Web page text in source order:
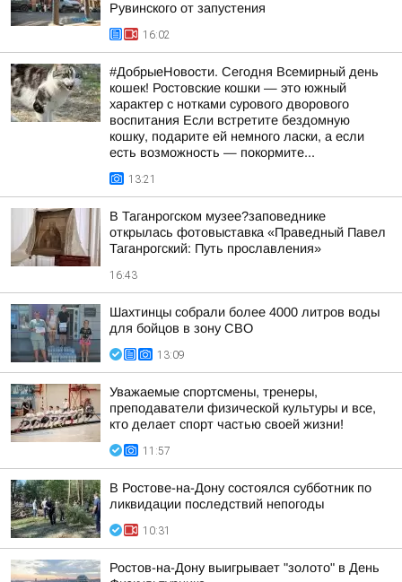
Рувинского от запустения
16:02
#ДобрыеНовости. Сегодня Всемирный день
кошек! Ростовские кошки — это южный
характер с нотками сурового дворового
воспитания Если встретите бездомную
кошку, подарите ей немного ласки, а если
есть возможность — покормите...
13:21
В Таганрогском музее?заповеднике
открылась фотовыставка «Праведный Павел
Таганрогский: Путь прославления»
16:43
Шахтинцы собрали более 4000 литров воды
для бойцов в зону СВО
13:09
Уважаемые спортсмены, тренеры,
преподаватели физической культуры и все,
кто делает спорт частью своей жизни!
11:57
В Ростове-на-Дону состоялся субботник по
ликвидации последствий непогоды
10:31
Ростов-на-Дону выигрывает "золото" в День